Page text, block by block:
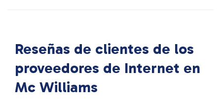
Reseñas de clientes de los
proveedores de Internet en
Mc Williams